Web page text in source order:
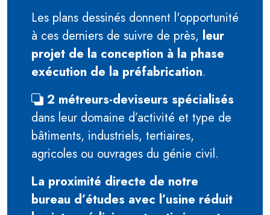
Les plans dessinés donnent l'opportunité
à ces derniers de suivre de près, leur
projet de la conception à la phase
exécution de la préfabrication.
2 métreurs-deviseurs spécialisés
dans leur domaine d’activité et type de
bâtiments, industriels, tertiaires,
agricoles ou ouvrages du génie civil.
La proximité directe de notre
bureau d’études avec l’usine réduit